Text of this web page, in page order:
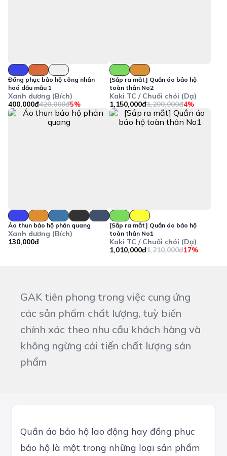
Đồng phục bảo hộ công nhân
hoá dầu mẫu 1
Xanh dương (Bích)
400,000đ420,000đ5%
[Sắp ra mắt] Quần áo bảo hộ
toàn thân No2
Kaki TC / Chuối chói (Dạ)
1,150,000đ1,200,000đ4%
Áo thun bảo hộ phản quang
Xanh dương (Bích)
130,000đ
[Sắp ra mắt] Quần áo bảo hộ
toàn thân No1
Kaki TC / Chuối chói (Dạ)
1,010,000đ1,210,000đ17%
GAK tiên phong trong việc cung ứng
các sản phẩm chất lượng, tuỳ biến
chính xác theo nhu cầu khách hàng và
không ngừng cải tiến chất lượng sản
phẩm
Quần áo bảo hộ lao động hay đồng phục
bảo hộ là một trong những loại sản phẩm